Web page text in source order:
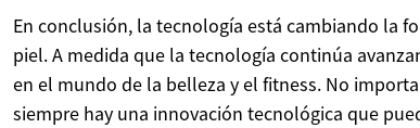
En conclusión, la tecnología está cambiando la
piel. A medida que la tecnología continúa
en el mundo de la belleza y el fitness. No
siempre hay una innovación tecnológica que